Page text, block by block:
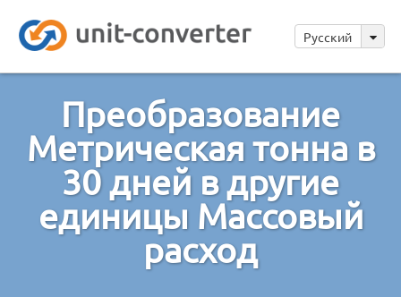
Русский
Преобразование
Метрическая тонна в
30 дней в другие
единицы Массовый
расход